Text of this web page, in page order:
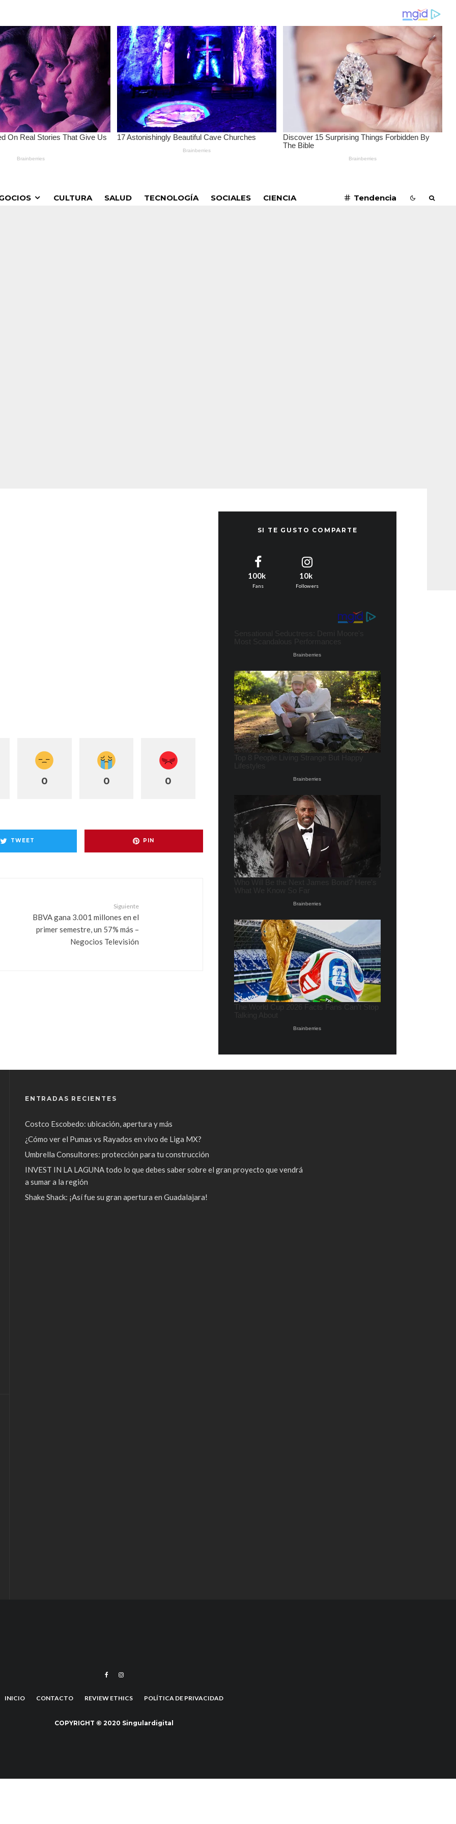
CULTURA SALUD TECNOLOGÍA SOCIALES CIENCIA Tendencia
0 0 0
TWEET PIN
Siguiente
BBVA gana 3.001 millones en el
primer semestre, un 57% más –
Negocios Televisión
SI TE GUSTO COMPARTE
100k
Fans
10k
Followers
ENTRADAS RECIENTES
Costco Escobedo: ubicación, apertura y más
¿Cómo ver el Pumas vs Rayados en vivo de Liga MX?
Umbrella Consultores: protección para tu construcción
INVEST IN LA LAGUNA todo lo que debes saber sobre el gran proyecto que vendrá
a sumar a la región
Shake Shack: ¡Así fue su gran apertura en Guadalajara!
INICIO CONTACTO REVIEW ETHICS POLÍTICA DE PRIVACIDAD
COPYRIGHT © 2020 Singulardigital